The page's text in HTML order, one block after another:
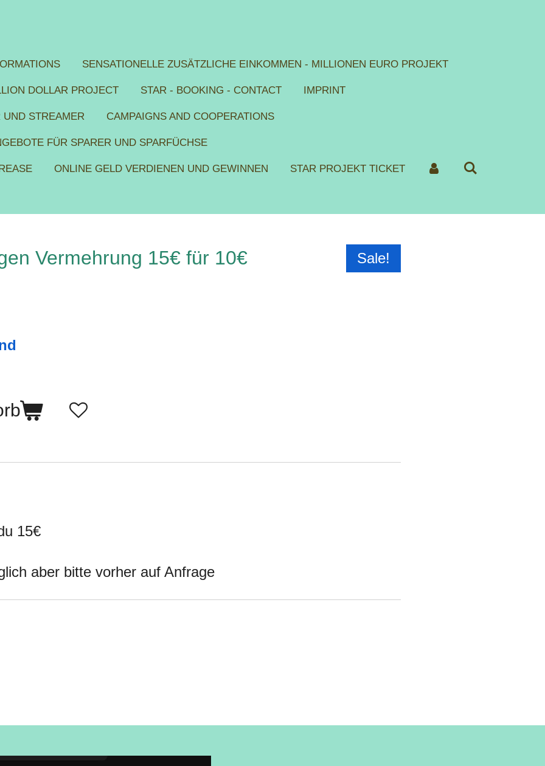
SENSATIONELLE ZUSÄTZLICHE EINKOMMEN - MILLIONEN EURO PROJEKT
DOLLAR PROJECT STAR - BOOKING - CONTACT IMPRINT
STREAMER CAMPAIGNS AND COOPERATIONS
FÜR SPARER UND SPARFÜCHSE
ONLINE GELD VERDIENEN UND GEWINNEN STAR PROJEKT TICKET
Vermehrung 15€ für 10€ Sale!
15€
aber bitte vorher auf Anfrage